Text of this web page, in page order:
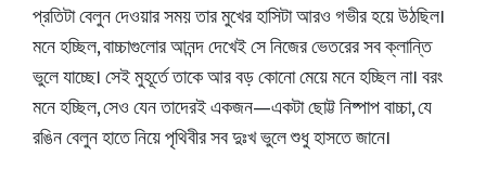
প্রতিটা বেলুন দেওয়ার সময় তার মুখের হাসিটা আরও গভীর হয়ে উঠছিল।
মনে হচ্ছিল, বাচ্চাগুলোর আনন্দ দেখেই সে নিজের ভেতরের সব ক্লান্তি
ভুলে যাচ্ছে। সেই মুহূর্তে তাকে আর বড় কোনো মেয়ে মনে হচ্ছিল না। বরং
মনে হচ্ছিল, সেও যেন তাদেরই একজন—একটা ছোট্ট নিষ্পাপ বাচ্চা, যে
রঙিন বেলুন হাতে নিয়ে পৃথিবীর সব দুঃখ ভুলে শুধু হাসতে জানে।